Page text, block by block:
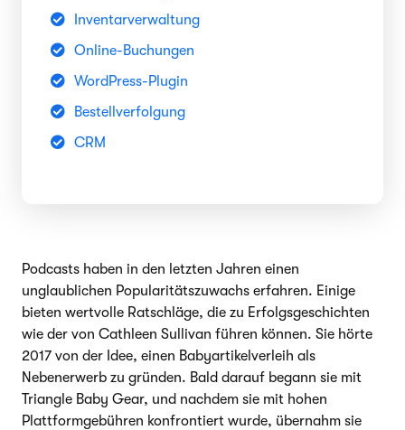
Inventarverwaltung
Online-Buchungen
WordPress-Plugin
Bestellverfolgung
CRM
Podcasts haben in den letzten Jahren einen
unglaublichen Popularitätszuwachs erfahren. Einige
bieten wertvolle Ratschläge, die zu Erfolgsgeschichten
wie der von Cathleen Sullivan führen können. Sie hörte
2017 von der Idee, einen Babyartikelverleih als
Nebenerwerb zu gründen. Bald darauf begann sie mit
Triangle Baby Gear, und nachdem sie mit hohen
Plattformgebühren konfrontiert wurde, übernahm sie